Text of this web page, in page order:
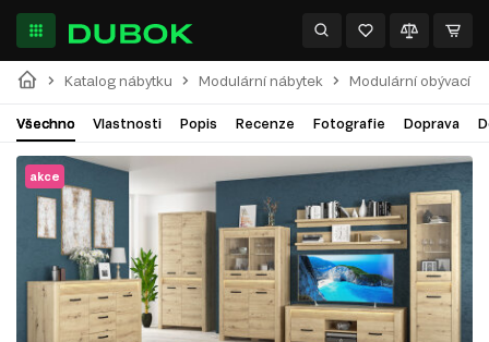
Katalog nábytku Modulární nábytek Modulární obývací
Všechno Vlastnosti Popis Recenze Fotografie Doprava
akce